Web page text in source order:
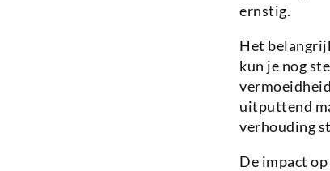
ernstig.
Het
kun je nog
uitputtend
verhouding
De impact